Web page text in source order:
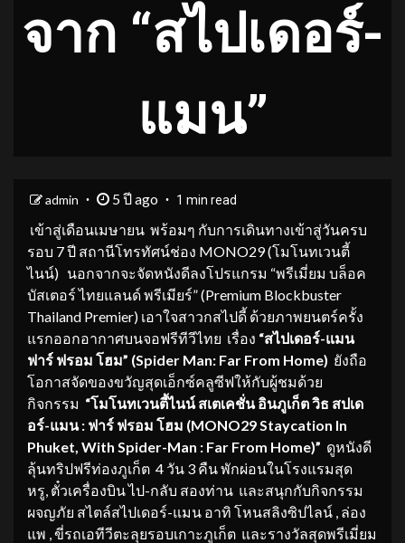
จาก “สไปเดอร์-
แมน”
admin 5 ปี ago 1 min read
เข้าสู่เดือนเมษายน พร้อมๆ กับการเดินทางเข้าสู่วันครบ
รอบ 7 ปี สถานีโทรทัศน์ช่อง MONO29 (โมโนทเวนตี้
ไนน์) นอกจากจะจัดหนังดีลงโปรแกรม “พรีเมี่ยม บล็อค
บัสเตอร์ ไทยแลนด์ พรีเมียร์” (Premium Blockbuster
Thailand Premier) เอาใจสาวกสไปดี้ ด้วยภาพยนตร์ครั้ง
แรกออกอากาศบนจอฟรีทีวีไทย เรื่อง “สไปเดอร์-แมน
ฟาร์ ฟรอม โฮม” (Spider Man: Far From Home) ยังถือ
โอกาสจัดของขวัญสุดเอ็กซ์คลูซีฟให้กับผู้ชมด้วย
กิจกรรม “โมโนทเวนตี้ไนน์สเตเคชั่น อินภูเก็ต วิธ สปเด
อร์-แมน : ฟาร์ ฟรอม โฮม (MONO29 Staycation In
Phuket, With Spider-Man : Far From Home)” ดูหนังดี
ลุ้นทริปฟรีท่องภูเก็ต 4 วัน 3 คืน พักผ่อนในโรงแรมสุด
หรู, ตั๋วเครื่องบิน ไป-กลับ สองท่าน และสนุกกับกิจกรรม
ผจญภัย สไตล์สไปเดอร์-แมน อาทิ โหนสลิงซิปไลน์ , ล่อง
แพ , ขี่รถเอทีวีตะลุยรอบเกาะภูเก็ต และรางวัลสุดพรีเมี่ยม